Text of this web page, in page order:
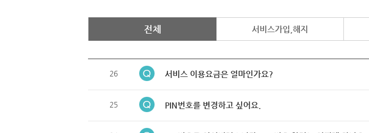
전체 서비스가입,해지
26 서비스 이용요금은 얼마인가요?
25 PIN번호를 변경하고 싶어요.